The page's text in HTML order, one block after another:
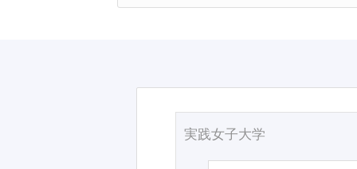
実践女子大学